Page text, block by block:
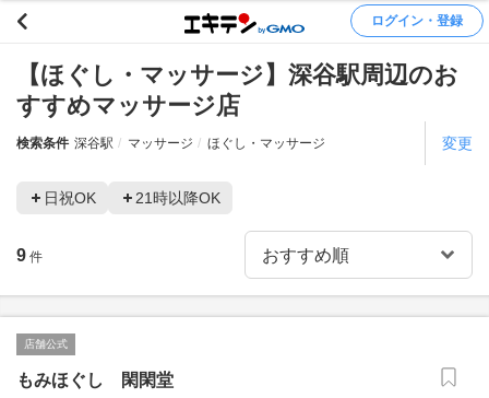
ログイン・登録
【ほぐし・マッサージ】深谷駅周辺のお
すすめマッサージ店
検索条件 深谷駅 マッサージ ほぐし・マッサージ 変更
日祝OK 21時以降OK
9 件
店舗公式
もみほぐし 閑閑堂